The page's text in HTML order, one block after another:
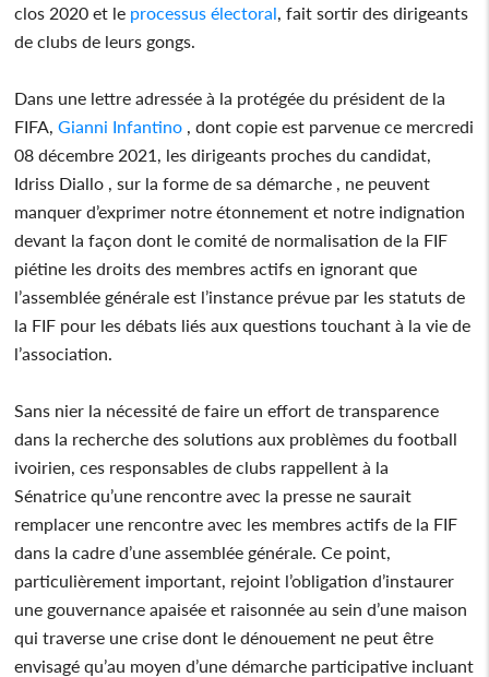
clos 2020 et le processus électoral , fait sortir des dirigeants
de clubs de leurs gongs.
Dans une lettre adressée à la protégée du président de la
FIFA,Gianni Infantino , dont copie est parvenue ce mercredi
08 décembre 2021, les dirigeants proches du candidat,
Idriss Diallo , sur la forme de sa démarche , ne peuvent
manquer d’exprimer notre étonnement et notre indignation
devant la façon dont le comité de normalisation de la FIF
piétine les droits des membres actifs en ignorant que
l’assemblée générale est l’instance prévue par les statuts de
la FIF pour les débats liés aux questions touchant à la vie de
l’association.
Sans nier la nécessité de faire un effort de transparence
dans la recherche des solutions aux problèmes du football
ivoirien, ces responsables de clubs rappellent à la
Sénatrice qu’une rencontre avec la presse ne saurait
remplacer une rencontre avec les membres actifs de la FIF
dans la cadre d’une assemblée générale. Ce point,
particulièrement important, rejoint l’obligation d’instaurer
une gouvernance apaisée et raisonnée au sein d’une maison
qui traverse une crise dont le dénouement ne peut être
envisagé qu’au moyen d’une démarche participative incluant